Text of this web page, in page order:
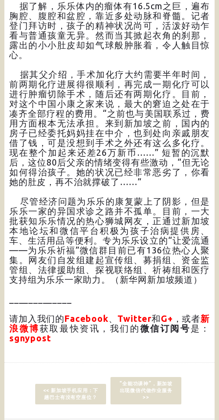
据了解，乐乐体内的瘤体有16.5cm之巨，遍布
胸腔、腹腔和盆腔，靠近多处动脉和脊髓。记者
登门拜访时，孩子的精神状况尚可，活泼好动乍
看与普通孩童无异。然而当其掀起衣角的刹那，
露出的小小肚皮却如气球般肿胀着，令人触目惊
心。
据其父介绍，手术加化疗大约需要半年时间，
前两期化疗进展得很顺利，再完成一期化疗可以
进行肿瘤切除手术，随后还有两期化疗。目前，
对这个中国小康之家来说，最大的窘迫之处在于
凑齐全部疗程的费用。“之前也与美国联系过，费
用方面根本无法承担。来到新加坡之前，国内的
房子已经委托妈妈挂在中介，也到处向亲戚朋友
借了钱，可是没想到手术之外还有这么多化疗。
现在整个加起来还差26万新币……” 短暂的沉默
后，这位80后父亲的情绪变得有些激动，“但无论
如何得治孩子。她的状况已经非常恶劣了，你看
她的肚皮，再不治就撑破了……”
尽管经济问题为乐乐的康复蒙上了阴影，但是
乐乐一家的异国求诊之路并不孤单。目前，一大
批获知乐乐情况的热心狮城网友，正通过新加坡
本地论坛和微信平台积极为孩子治病提供房、
车、生活用品等便利。专为乐乐设立的“让爱流通
——为乐乐祈福”微信群目前已有136位热心人聚
集。网友们自发组建起宣传组、募捐组、资金监
管组、法律援助组、探视联络组、祈祷组和医疗
支持组为乐乐一家助力。（新华网新加坡频道）
请加入我们的Facebook Twitter和G+ ，或者新
浪微博获取最快资讯，我们的 微信订阅号 是：
sgnypost
<< 新加坡手机应用：下
趟巴士有没有空座位？
“全能功课神”，新加坡
出现微信代做作业服务
>>